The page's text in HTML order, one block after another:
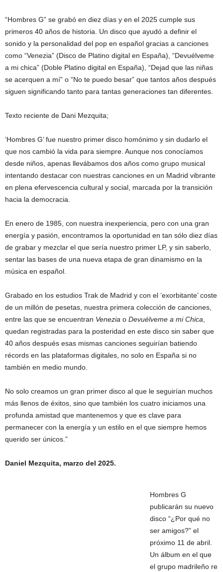
“Hombres G” se grabó en diez días y en el 2025 cumple sus
primeros 40 años de historia. Un disco que ayudó a definir el
sonido y la personalidad del pop en español gracias a canciones
como “Venezia” (Disco de Platino digital en España), “Devuélveme
a mi chica” (Doble Platino digital en España), “Dejad que las niñas
se acerquen a mí” o “No te puedo besar” que tantos años después
siguen significando tanto para tantas generaciones tan diferentes.
Texto reciente de Dani Mezquita;
‘Hombres G’ fue nuestro primer disco homónimo y sin dudarlo el
que nos cambió la vida para siempre. Aunque nos conocíamos
desde niños, apenas llevábamos dos años como grupo musical
intentando destacar con nuestras canciones en un Madrid vibrante
en plena efervescencia cultural y social, marcada por la transición
hacia la democracia.
En enero de 1985, con nuestra inexperiencia, pero con una gran
energía y pasión, encontramos la oportunidad en tan sólo diez días
de grabar y mezclar el que sería nuestro primer LP, y sin saberlo,
sentar las bases de una nueva etapa de gran dinamismo en la
música en español.
Grabado en los estudios Trak de Madrid y con el ‘exorbitante’ coste
de un millón de pesetas, nuestra primera colección de canciones,
entre las que se encuentran Venezia o Devuélveme a mi Chica
quedan registradas para la posteridad en este disco sin saber que
40 años después esas mismas canciones seguirían batiendo
récords en las plataformas digitales, no solo en España si no
también en medio mundo.
No solo creamos un gran primer disco al que le seguirían muchos
más llenos de éxitos, sino que también los cuatro iniciamos una
profunda amistad que mantenemos y que es clave para
permanecer con la energía y un estilo en el que siempre hemos
querido ser únicos.”
Daniel Mezquita, marzo del 2025.
Hombres G
publicarán su nuevo
disco “¿Por qué no
ser amigos?” el
próximo 11 de abril.
Un álbum en el que
el grupo madrileño re